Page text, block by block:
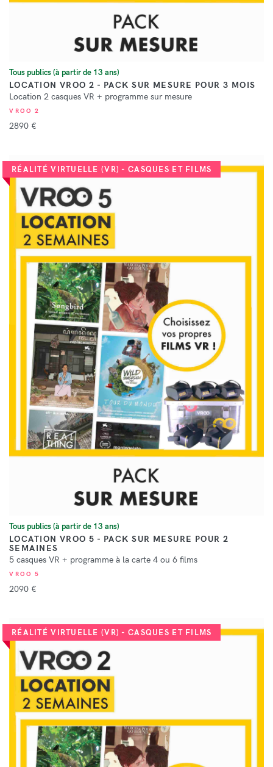
Tous publics (à partir de 13 ans)
LOCATION VROO 2 - PACK SUR MESURE POUR 3 MOIS
Location 2 casques VR + programme sur mesure
VROO 2
2890 €
RÉALITÉ VIRTUELLE (VR) - CASQUES ET FILMS
VOIR
Tous publics (à partir de 13 ans)
LOCATION VROO 5 - PACK SUR MESURE POUR 2
SEMAINES
5 casques VR + programme à la carte 4 ou 6 films
VROO 5
2090 €
RÉALITÉ VIRTUELLE (VR) - CASQUES ET FILMS